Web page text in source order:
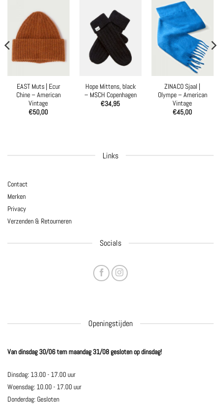
EAST Muts | Ecur
Chine – American
Vintage
€50,00
Hope Mittens, black
– MSCH Copenhagen
€34,95
ZINACO Sjaal |
Olympe – American
Vintage
€45,00
Links
Contact
Merken
Privacy
Verzenden & Retourneren
Socials
Openingstijden
Van dinsdag 30/06 tem maandag 31/08 gesloten op dinsdag!
Dinsdag: 13.00 - 17.00 uur
Woensdag: 10.00 - 17.00 uur
Donderdag: Gesloten